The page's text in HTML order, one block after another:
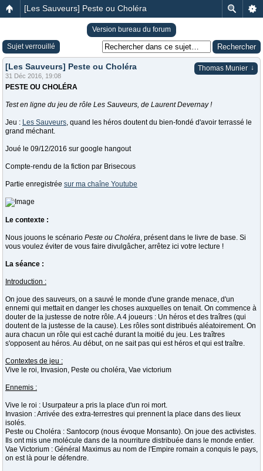
[Les Sauveurs] Peste ou Choléra
Version bureau du forum
Sujet verrouillé
Thomas Munier ↓
[Les Sauveurs] Peste ou Choléra
31 Déc 2016, 19:08
PESTE OU CHOLÉRA
Test en ligne du jeu de rôle Les Sauveurs, de Laurent Devernay !
Jeu : Les Sauveurs, quand les héros doutent du bien-fondé d'avoir terrassé le
grand méchant.
Joué le 09/12/2016 sur google hangout
Compte-rendu de la fiction par Brisecous
Partie enregistrée sur ma chaîne Youtube
Le contexte :
Nous jouons le scénario Peste ou Choléra, présent dans le livre de base. Si
vous voulez éviter de vous faire divulgâcher, arrêtez ici votre lecture !
La séance :
Introduction :
On joue des sauveurs, on a sauvé le monde d'une grande menace, d'un
ennemi qui mettait en danger les choses auxquelles on tenait. On commence à
douter de la justesse de notre rôle. A 4 joueurs : Un héros et des traîtres (qui
doutent de la justesse de la cause). Les rôles sont distribués aléatoirement. On
aura chacun un rôle qui est caché durant la moitié du jeu. Les traîtres
s'opposent au héros. Au début, on ne sait pas qui est héros et qui est traître.
Contextes de jeu :
Vive le roi, Invasion, Peste ou choléra, Vae victorium
Ennemis :
Vive le roi : Usurpateur a pris la place d'un roi mort.
Invasion : Arrivée des extra-terrestres qui prennent la place dans des lieux
isolés.
Peste ou Choléra : Santocorp (nous évoque Monsanto). On joue des activistes.
Ils ont mis une molécule dans de la nourriture distribuée dans le monde entier.
Vae Victorium : Général Maximus au nom de l'Empire romain a conquis le pays,
on est là pour le défendre.